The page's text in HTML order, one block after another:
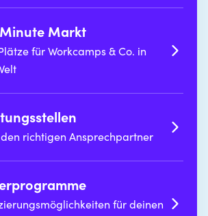
Markt
für Workcamps & Co. in
den richtigen Ansprechpartner
für deinen